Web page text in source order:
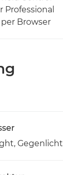
Professional
Browser
Gegenlicht